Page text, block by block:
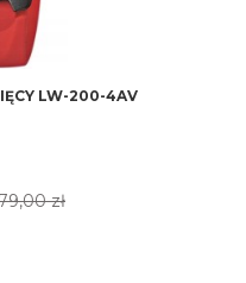
LW-200-4AV
zł